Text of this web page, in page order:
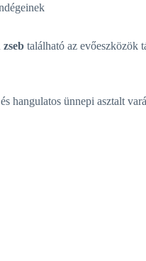
található az evőeszközök
hangulatos ünnepi asztalt